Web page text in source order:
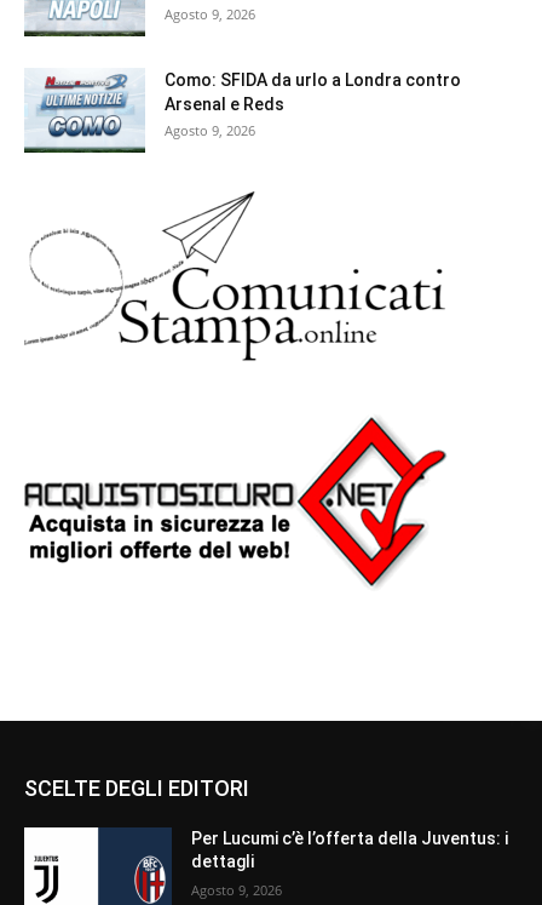
Agosto 9, 2026
Como: SFIDA da urlo a Londra contro
Arsenal e Reds
Agosto 9, 2026
SCELTE DEGLI EDITORI
Per Lucumi c’è l’offerta della Juventus: i
dettagli
Agosto 9, 2026